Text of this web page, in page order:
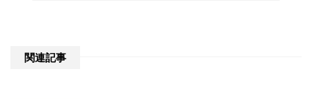
関連記事